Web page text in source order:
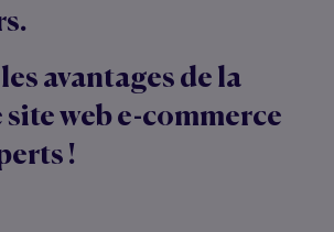
avantages de la
web e-commerce
!